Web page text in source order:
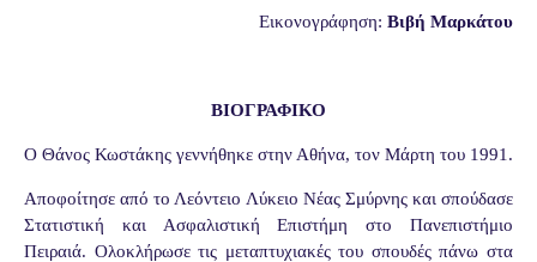
Εικονογράφηση: Βιβή Μαρκάτου
ΒΙΟΓΡΑΦΙΚΟ
Ο Θάνος Κωστάκης γεννήθηκε στην Αθήνα, τον Μάρτη του 1991.
Αποφοίτησε από το Λεόντειο Λύκειο Νέας Σμύρνης και σπούδασε
Στατιστική και Ασφαλιστική Επιστήμη στο Πανεπιστήμιο
Πειραιά. Ολοκλήρωσε τις μεταπτυχιακές του σπουδές πάνω στα